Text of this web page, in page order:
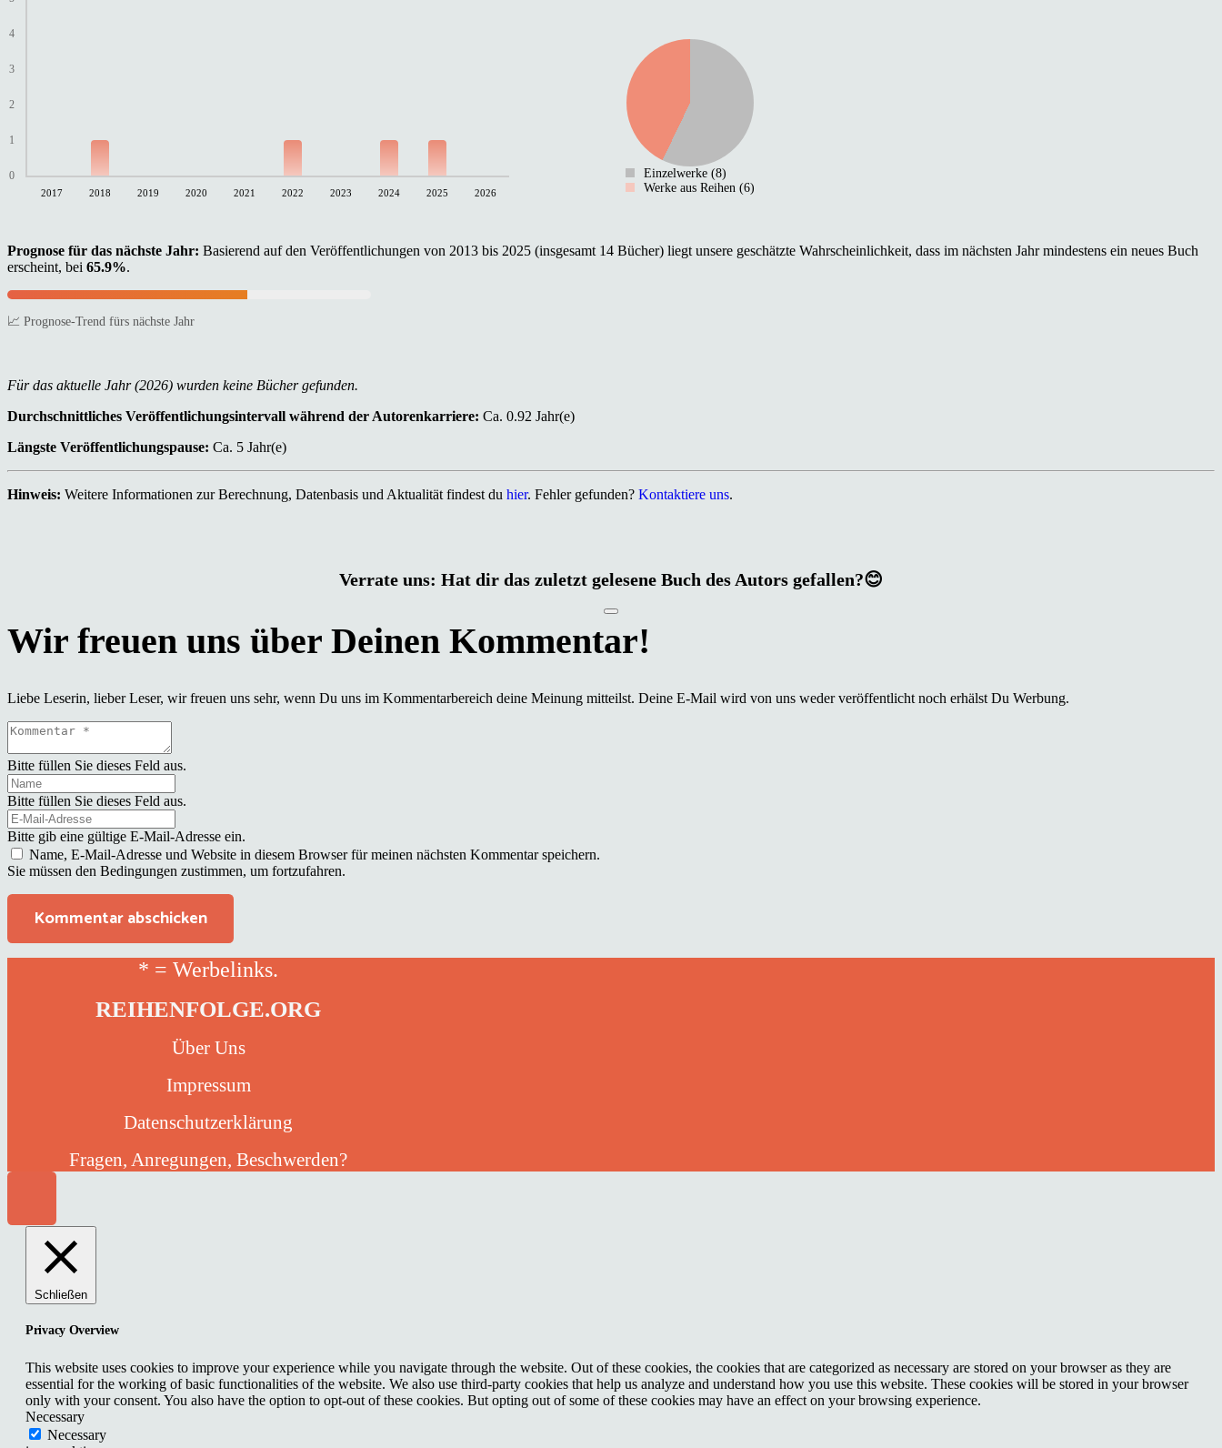
0
1
2
3
4
2017 2018 2019 2020 2021 2022 2023 2024 2025 2026
Einzelwerke (8)
Werke aus Reihen (6)
Prognose für das nächste Jahr: Basierend auf den Veröffentlichungen von 2013 bis 2025 (insgesamt 14 Bücher) liegt unsere geschätzte Wahrscheinlichkeit, dass im nächsten Jahr mindestens ein neues Buch
erscheint, bei 65.9%.
📈 Prognose-Trend fürs nächste Jahr
Für das aktuelle Jahr (2026) wurden keine Bücher gefunden.
Durchschnittliches Veröffentlichungsintervall während der Autorenkarriere: Ca. 0.92 Jahr(e)
Längste Veröffentlichungspause: Ca. 5 Jahr(e)
Hinweis: Weitere Informationen zur Berechnung, Datenbasis und Aktualität findest du hier. Fehler gefunden? Kontaktiere uns.
Verrate uns: Hat dir das zuletzt gelesene Buch des Autors gefallen?😊
Liebe Leserin, lieber Leser, wir freuen uns sehr, wenn Du uns im Kommentarbereich deine Meinung mitteilst. Deine E-Mail wird von uns weder veröffentlicht noch erhälst Du Werbung.
Bitte füllen Sie dieses Feld aus.
Bitte füllen Sie dieses Feld aus.
Bitte gib eine gültige E-Mail-Adresse ein.
Name, E-Mail-Adresse und Website in diesem Browser für meinen nächsten Kommentar speichern.
Sie müssen den Bedingungen zustimmen, um fortzufahren.
Kommentar abschicken
* = Werbelinks.
REIHENFOLGE.ORG
Über Uns
Impressum
Datenschutzerklärung
Fragen, Anregungen, Beschwerden?
Schließen
Privacy Overview
This website uses cookies to improve your experience while you navigate through the website. Out of these cookies, the cookies that are categorized as necessary are stored on your browser as they are
essential for the working of basic functionalities of the website. We also use third-party cookies that help us analyze and understand how you use this website. These cookies will be stored in your browser
only with your consent. You also have the option to opt-out of these cookies. But opting out of some of these cookies may have an effect on your browsing experience.
Necessary
Necessary